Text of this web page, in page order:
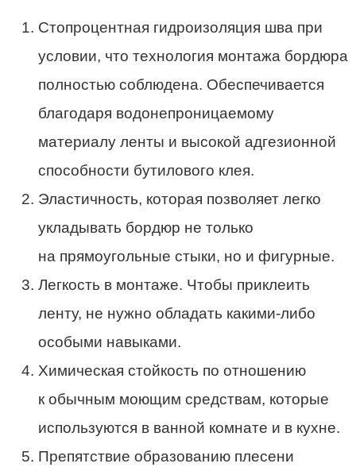
Стопроцентная гидроизоляция шва при
условии, что технология монтажа бордюра
полностью соблюдена. Обеспечивается
благодаря водонепроницаемому
материалу ленты и высокой адгезионной
способности бутилового клея.
Эластичность, которая позволяет легко
укладывать бордюр не только
на прямоугольные стыки, но и фигурные.
Легкость в монтаже. Чтобы приклеить
ленту, не нужно обладать какими-либо
особыми навыками.
Химическая стойкость по отношению
к обычным моющим средствам, которые
используются в ванной комнате и в кухне.
Препятствие образованию плесени